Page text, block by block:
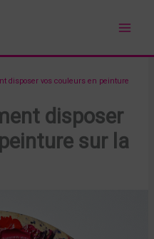
disposer vos couleurs en peinture
disposer
sur la